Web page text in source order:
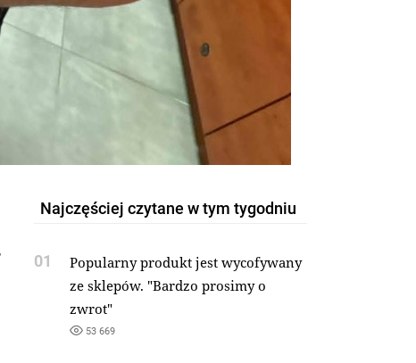
Najczęściej czytane w tym tygodniu
01
Popularny produkt jest wycofywany
ze sklepów. "Bardzo prosimy o
zwrot"
53 669